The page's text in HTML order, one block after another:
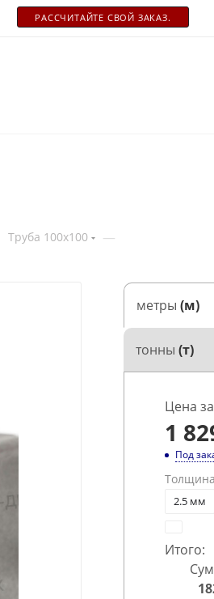
РАСCЧИТАЙТЕ СВОЙ ЗАКАЗ.
Труба 100x100 —
метры (м)
тонны (т)
Цена
1
Под
2.5 мм
Итого: